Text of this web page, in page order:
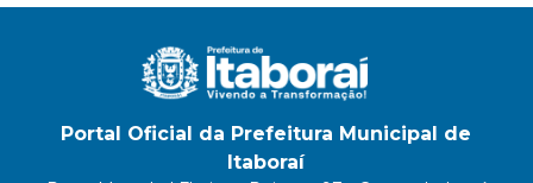
Portal Oficial da Prefeitura Municipal de
Itaboraí